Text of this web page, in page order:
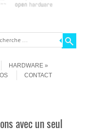
HARDWARE
CONTACT
avec un seul